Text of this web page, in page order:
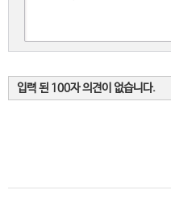
입력 된 100자 의견이 없습니다.